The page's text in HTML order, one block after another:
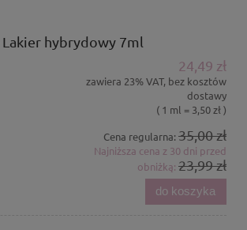
hybrydowy 7ml
24,49 zł
zawiera 23% VAT, bez kosztów
dostawy
( 1 ml = 3,50 zł )
Cena regularna: 35,00 zł
Najniższa cena z 30 dni przed
obniżką: 23,99 zł
do koszyka